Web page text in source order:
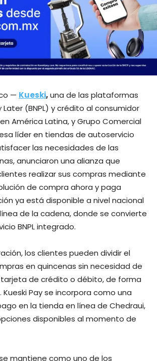
— Kueski,una de las plataformas
Later (BNPL) y crédito al consumidor
América Latina, y Grupo Comercial
líder en tiendas de autoservicio
las necesidades de las
anunciaron una alianza que
realizar sus compras mediante
de compra ahora y paga
ya está disponible a nivel nacional
de la cadena, donde se convierte
BNPL integrado.
los clientes pueden dividir el
en quincenas sin necesidad de
de crédito o débito, de forma
Kueski Pay se incorpora como una
en la tienda en línea de Chedraui,
disponibles al momento de
mantiene como uno de los